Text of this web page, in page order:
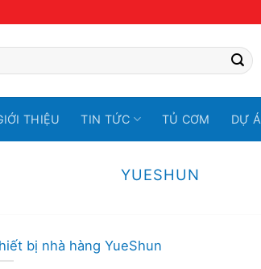
THIỆU TIN TỨC TỦ CƠM DỰ
YUESHUN
bị nhà hàng YueShun